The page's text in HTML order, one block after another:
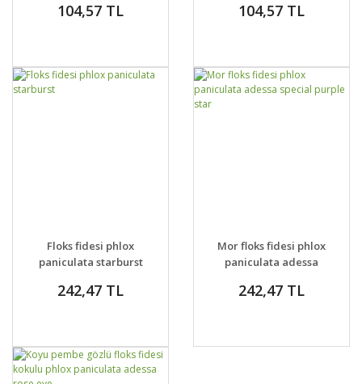
towe
104,57 TL 104,57 TL
DETAYLAR
VER
Floks fidesi phlox
paniculata starburst
242,47 TL
DETAYLAR
VER
Mor floks fidesi phlox
paniculata adessa
242,47 TL